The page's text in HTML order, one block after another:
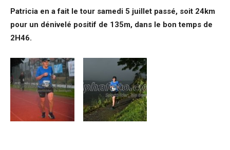
Patricia en a fait le tour samedi 5 juillet passé, soit 24km
pour un dénivelé positif de 135m, dans le bon temps de
2H46.